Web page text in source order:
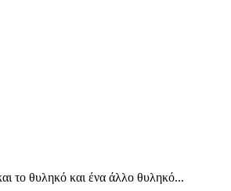
το θυληκό και ένα άλλο θυληκό...